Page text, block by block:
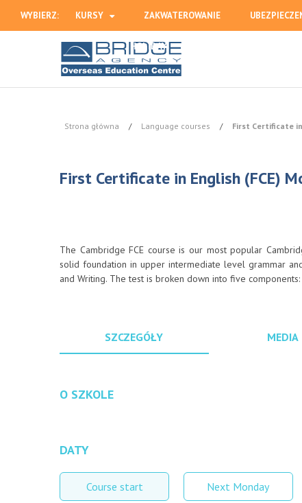
WYBIERZ: KURSY ZAKWATEROWANIE
HOLIDAY
Strona główna / Language courses / First Certificate
First Certificate in English (FCE)
The Cambridge FCE course is our most popular
solid foundation in upper intermediate level grammar
and Writing. The test is broken down into five
SZCZEGÓŁY MEDIA
O SZKOLE
DATY
Course start Next Monday